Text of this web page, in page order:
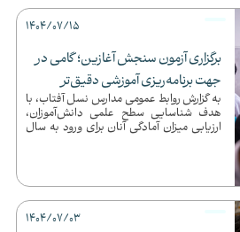
برگزاری آزمون سنجش آغازین؛ گامی در
جهت برنامه‌ریزی آموزشی دقیق‌تر
به گزارش روابط عمومی مدارس نسل آفتاب، با
هدف شناسایی سطح علمی دانش‌آموزان،
ارزیابی میزان آمادگی آنان برای ورود به سال
1404/07/15
1404/07/03